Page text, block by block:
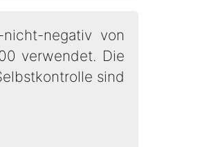
negativ von
verwendet. Die
sind